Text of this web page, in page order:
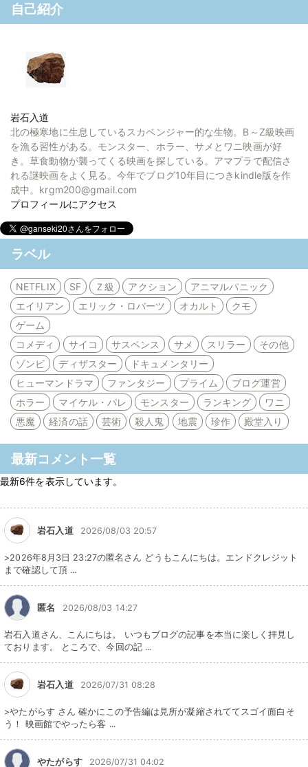
自己紹介
岩石入道
北の極寒地に生息しているスカベンジャー的な生物。B～Z級映画
を漁る習性がある。モンスター、ホラー、サメとワニ映画が好
き。草食動物が襲ってくる映画を探している。アマプラで配信さ
れる謎映画をよく見る。今年でブログ10年目につきkindle版を作
成中。krgm200@gmail.com
プロフィールにアクセス
ラベル
NETFLIX SF Ｚ級 アクション
アニマルパニック
エイリアン
エリック・ロバーツ オカルト
クモ
ゲーム
コメディ
サイコ サスペンス サメ スリラー
その他
ゾンビ
ディザスター
ドキュメンタリー
ヒューマンドラマ
ファンタジー プライム
ブログ運営
ホラー
マイケル・パレ モンスター ランキング
ワニ
悪魔
経済の話 芸術 殺人鬼 地震 珍作 殿堂入り
最新コメント一覧
最新6件を表示しています。
岩石入道 2026/08/03 20:57
>2026年8月3日 23:27の匿名さん どうもこんにちは。エンドクレジット
まで確認して頂 ...
匿名 2026/08/03 14:27
岩石入道さん、こんにちは。 いつもブログの記事を本当に楽しく拝見し
ております。 ところで、今回の記 ...
岩石入道 2026/07/31 08:28
>やたがらす さん 確かにこの予告編は見所が凝縮されててスゴイ面白そ
う！ 映画館でやったら客 ...
やたがらす 2026/07/31 04:02